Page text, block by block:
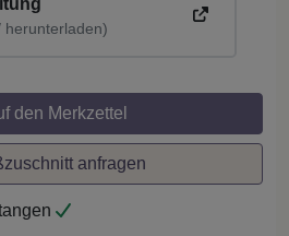
herunterladen)
den Merkzettel
anfragen